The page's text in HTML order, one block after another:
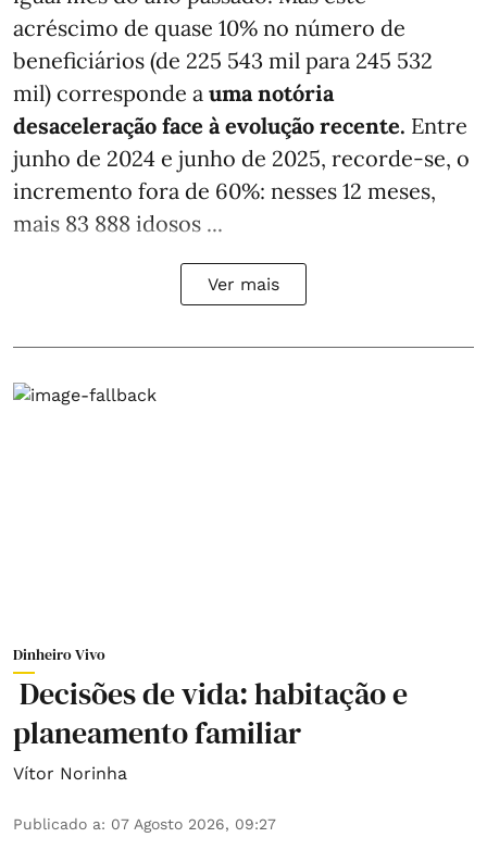
acréscimo de quase 10% no número de
beneficiários (de 225 543 mil para 245 532
mil) corresponde a uma notória
desaceleração face à evolução recente. Entre
junho de 2024 e junho de 2025, recorde-se, o
incremento fora de 60%: nesses 12 meses,
mais 83 888 idosos ...
Ver mais
Dinheiro Vivo
Decisões de vida: habitação e
planeamento familiar
Vítor Norinha
Publicado a: 07 Agosto 2026, 09:27